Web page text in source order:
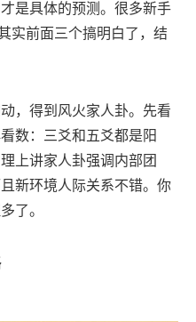
是具体的预测。很多新手
实前面三个搞明白了，结
，得到风火家人卦。先看
数：三爻和五爻都是阳
上讲家人卦强调内部团
新环境人际关系不错。你
了。